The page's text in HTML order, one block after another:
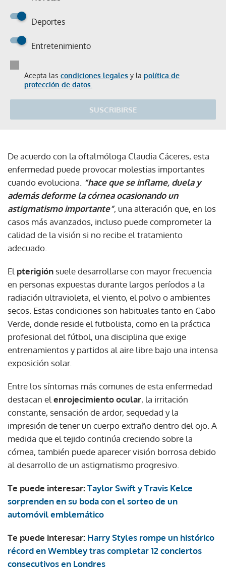
Deportes
Entretenimiento
Acepta las condiciones legales y la política de
protección de datos.
SUSCRIBIRSE
De acuerdo con la oftalmóloga Claudia Cáceres, esta
enfermedad puede provocar molestias importantes
cuando evoluciona. “hace que se inflame, duela y
además deforme la córnea ocasionando un
astigmatismo importante”, una alteración que, en los
casos más avanzados, incluso puede comprometer la
calidad de la visión si no recibe el tratamiento
adecuado.
El pterigión suele desarrollarse con mayor frecuencia
en personas expuestas durante largos períodos a la
radiación ultravioleta, el viento, el polvo o ambientes
secos. Estas condiciones son habituales tanto en Cabo
Verde, donde reside el futbolista, como en la práctica
profesional del fútbol, una disciplina que exige
entrenamientos y partidos al aire libre bajo una intensa
exposición solar.
Entre los síntomas más comunes de esta enfermedad
destacan el enrojecimiento ocular, la irritación
constante, sensación de ardor, sequedad y la
impresión de tener un cuerpo extraño dentro del ojo. A
medida que el tejido continúa creciendo sobre la
córnea, también puede aparecer visión borrosa debido
al desarrollo de un astigmatismo progresivo.
Te puede interesar: Taylor Swift y Travis Kelce
sorprenden en su boda con el sorteo de un
automóvil emblemático
Te puede interesar: Harry Styles rompe un histórico
récord en Wembley tras completar 12 conciertos
consecutivos en Londres